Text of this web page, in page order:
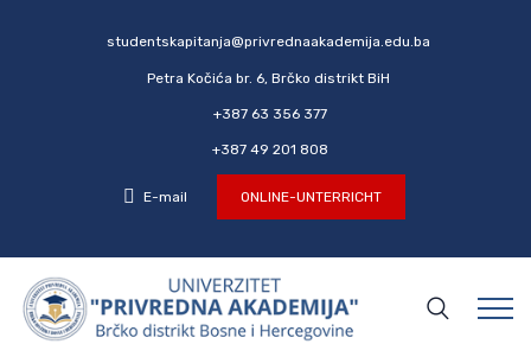
studentskapitanja@privrednaakademija.edu.ba
Petra Kočića br. 6, Brčko distrikt BiH
+387 63 356 377
+387 49 201 808
E-mail ONLINE-UNTERRICHT